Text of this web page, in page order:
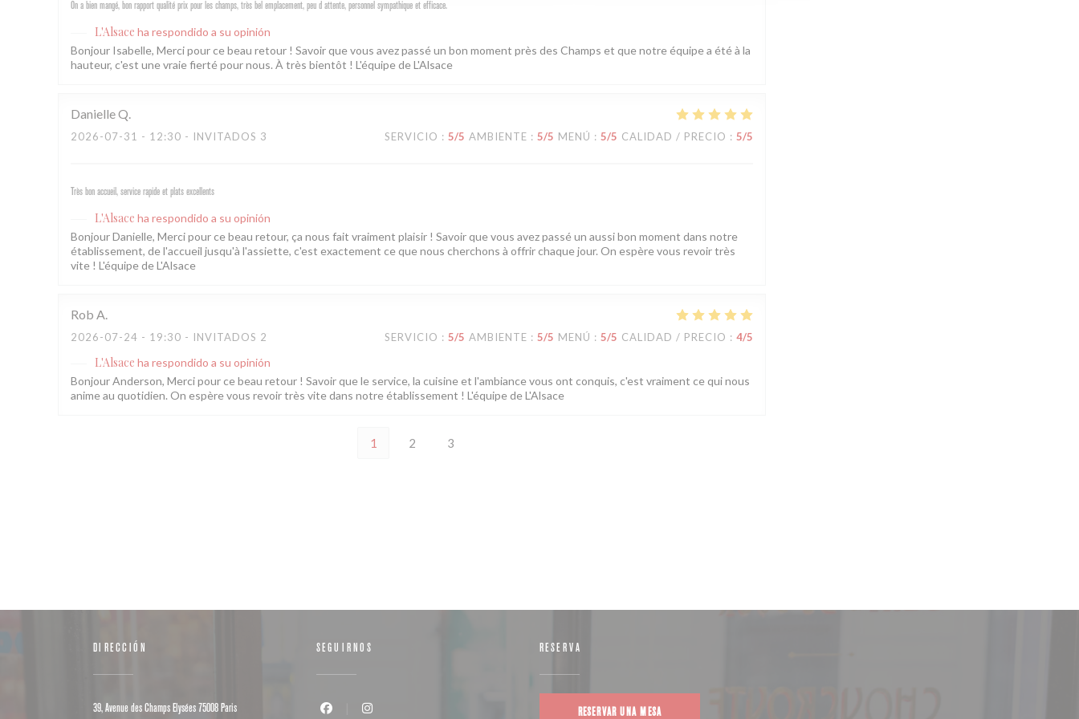
On a bien mangé, bon rapport qualité prix pour les champs, très bel emplacement, peu d attente, personnel sympathique et efficace.
L'Alsace ha respondido a su opinión
Bonjour Isabelle, Merci pour ce beau retour ! Savoir que vous avez passé un bon moment près des Champs et que notre équipe a été à la
hauteur, c'est une vraie fierté pour nous. À très bientôt ! L'équipe de L'Alsace
DanielleQ
2026-07-31 - 12:30 - INVITADOS 3 SERVICIO : 5/5 AMBIENTE : 5/5 MENÚ : 5/5 CALIDAD / PRECIO : 5/5
Très bon accueil, service rapide et plats excellents
L'Alsace ha respondido a su opinión
Bonjour Danielle, Merci pour ce beau retour, ça nous fait vraiment plaisir ! Savoir que vous avez passé un aussi bon moment dans notre
établissement, de l'accueil jusqu'à l'assiette, c'est exactement ce que nous cherchons à offrir chaque jour. On espère vous revoir très
vite ! L'équipe de L'Alsace
Rob A
2026-07-24 - 19:30 - INVITADOS 2 SERVICIO : 5/5 AMBIENTE : 5/5 MENÚ : 5/5 CALIDAD / PRECIO : 4/5
L'Alsace ha respondido a su opinión
Bonjour Anderson, Merci pour ce beau retour ! Savoir que le service, la cuisine et l'ambiance vous ont conquis, c'est vraiment ce qui nous
anime au quotidien. On espère vous revoir très vite dans notre établissement ! L'équipe de L'Alsace
1 2 3
DIRECCIÓN
39, Avenue des Champs Elysées 75008 Paris((abre en una nueva ventana))
SEGUIRNOS RESERVA
RESERVAR UNA MESA